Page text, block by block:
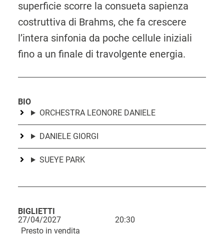
superficie scorre la consueta sapienza
costruttiva di Brahms, che fa crescere
l’intera sinfonia da poche cellule iniziali
fino a un finale di travolgente energia.
BIO
ORCHESTRA LEONORE DANIELE
DANIELE GIORGI
SUEYE PARK
BIGLIETTI
L
27/04/2027
20:30
Presto in vendita